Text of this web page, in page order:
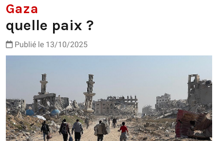
Gaza
quelle paix ?
Publié le 13/10/2025